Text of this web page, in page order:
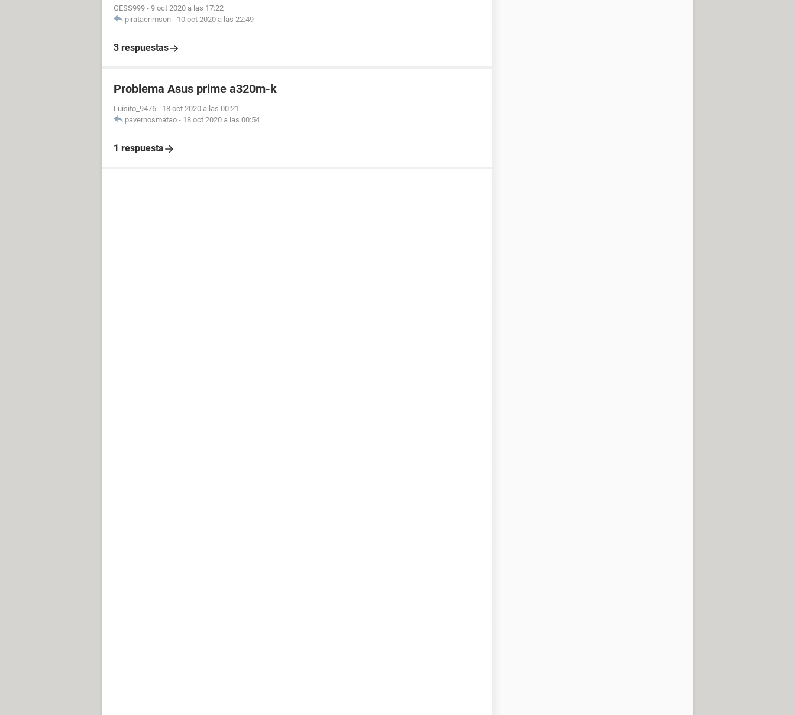
GESS999 - 9 oct 2020 a las 17:22
piratacrimson - 10 oct 2020 a las 22:49
3 respuestas
Problema Asus prime a320m-k
Luisito_9476 - 18 oct 2020 a las 00:21
pavernosmatao - 18 oct 2020 a las 00:54
1 respuesta